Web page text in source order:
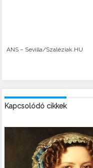
ANS – Sevilla/Szaléziak.HU
Kapcsolódó cikkek